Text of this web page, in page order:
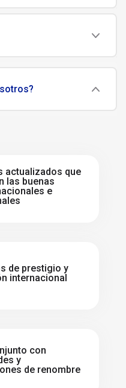
actualizados que
las buenas
e
de prestigio y
internacional
con
y
de renombre